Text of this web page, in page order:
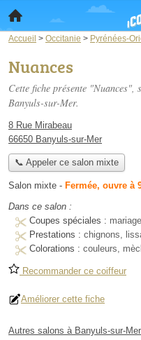
Accueil > Occitanie > Pyrénées-
Nuances
Cette fiche présente "Nuances",
Banyuls-sur-Mer.
8 Rue Mirabeau
66650 Banyuls-sur-Mer
📞 Appeler ce salon mixte
Salon mixte - Fermée, ouvre à
Dans ce salon :
Coupes spéciales :
Prestations : chignons,
Colorations : couleurs,
Recommander ce coiffeur
Améliorer cette fiche
Autres salons à Banyuls-sur-Mer